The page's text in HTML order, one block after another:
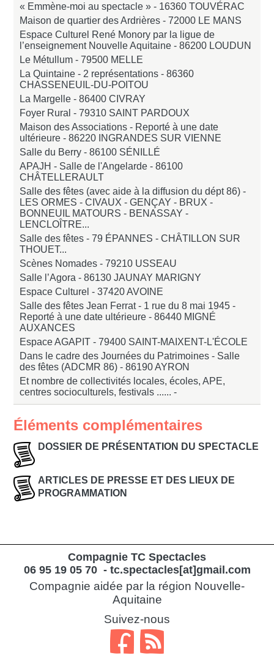
« Emmène-moi au spectacle » - 16360 TOUVÉRAC
Maison de quartier des Ardrières -72000 LE MANS
Espace Culturel René Monory par la ligue de
l’enseignement Nouvelle Aquitaine -86200 LOUDUN
Le Métullum -79500 MELLE
La Quintaine - 2 représentations -86360
CHASSENEUIL-DU-POITOU
La Margelle -86400 CIVRAY
Foyer Rural -79310 SAINT PARDOUX
Maison des Associations - Reporté à une date
ultérieure -86220 INGRANDES SUR VIENNE
Salle du Berry -86100 SÉNILLÉ
APAJH - Salle de l'Angelarde -86100
CHÂTELLERAULT
Salle des fêtes (avec aide à la diffusion du dépt 86) -
LES ORMES - CIVAUX - GENÇAY - BRUX -
BONNEUIL MATOURS - BENASSAY -
LENCLOÎTRE...
Salle des fêtes -79 ÉPANNES - CHÂTILLON SUR
THOUET...
Scènes Nomades -79210 USSEAU
Salle l’Agora -86130 JAUNAY MARIGNY
Espace Culturel -37420 AVOINE
Salle des fêtes Jean Ferrat - 1 rue du 8 mai 1945 -
Reporté à une date ultérieure -86440 MIGNÉ
AUXANCES
Espace AGAPIT -79400 SAINT-MAIXENT-L'ÉCOLE
Dans le cadre des Journées du Patrimoines - Salle
des fêtes (ADCMR 86) -86190 AYRON
Et nombre de collectivités locales, écoles, APE,
centres socioculturels, festivals ...... -
Éléments complémentaires
DOSSIER DE PRÉSENTATION DU SPECTACLE
ARTICLES DE PRESSE ET DES LIEUX DE
PROGRAMMATION
Compagnie TC Spectacles
06 95 19 05 70 - tc.spectacles[at]gmail.com
Compagnie aidée par la région Nouvelle-
Aquitaine
Suivez-nous